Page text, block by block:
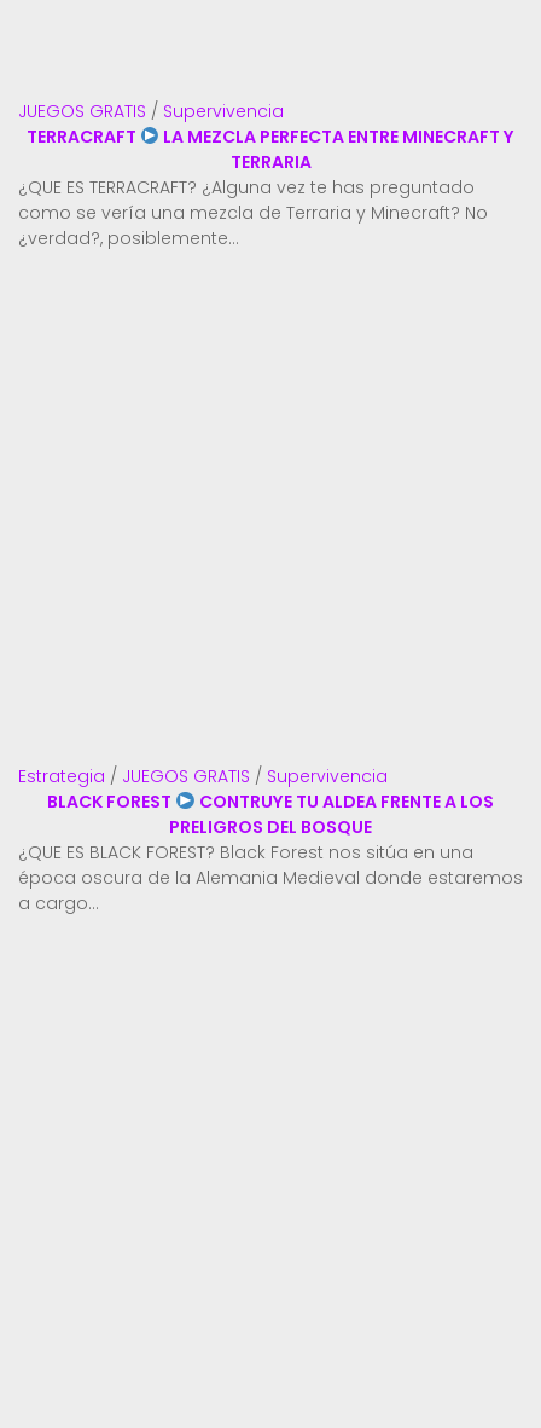
JUEGOS GRATIS / Supervivencia
TERRACRAFT
LA MEZCLA PERFECTA ENTRE MINECRAFT Y
TERRARIA
¿QUE ES TERRACRAFT? ¿Alguna vez te has preguntado
como se vería una mezcla de Terraria y Minecraft? No
¿verdad?, posiblemente...
Estrategia / JUEGOS GRATIS / Supervivencia
BLACK FOREST
CONTRUYE TU ALDEA FRENTE A LOS
PRELIGROS DEL BOSQUE
¿QUE ES BLACK FOREST? Black Forest nos sitúa en una
época oscura de la Alemania Medieval donde estaremos
a cargo...